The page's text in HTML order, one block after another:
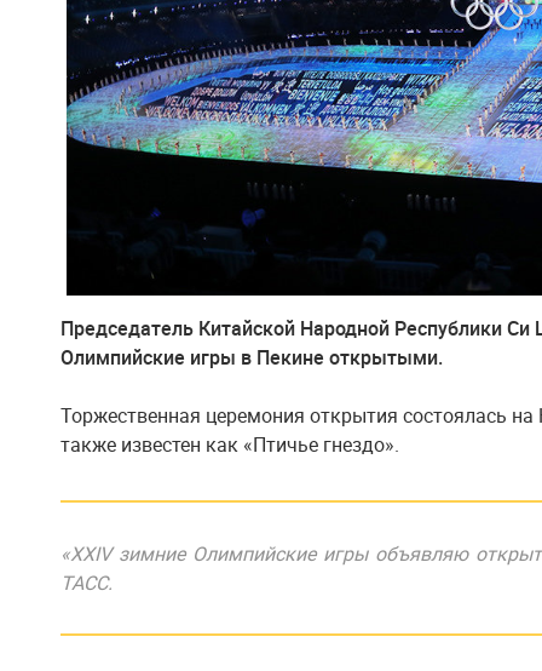
Председатель Китайской Народной Республики
Олимпийские игры в Пекине открытыми.
Торжественная церемония открытия состоялась
также известен как «Птичье гнездо».
«XXIV зимние Олимпийские игры объявляю
ТАСС.